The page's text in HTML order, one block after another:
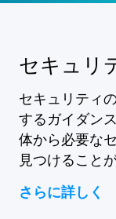
セキュリ
セキュリティ
するガイダン
体から必要な
見つけること
さらに詳しく